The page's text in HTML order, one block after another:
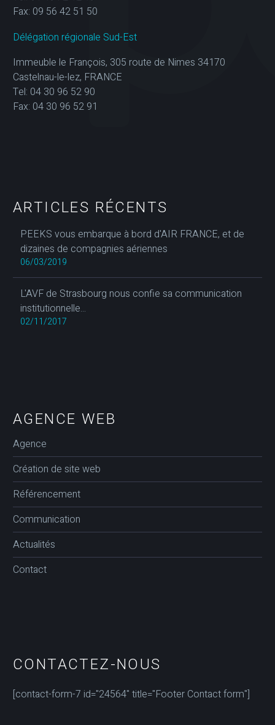
Fax: 09 56 42 51 50
Délégation régionale Sud-Est
Immeuble le François, 305 route de Nimes 34170
Castelnau-le-lez, FRANCE
Tel: 04 30 96 52 90
Fax: 04 30 96 52 91
ARTICLES RÉCENTS
PEEKS vous embarque à bord d'AIR FRANCE, et de
dizaines de compagnies aériennes
06/03/2019
L'AVF de Strasbourg nous confie sa communication
institutionnelle...
02/11/2017
AGENCE WEB
Agence
Création de site web
Référencement
Communication
Actualités
Contact
CONTACTEZ-NOUS
[contact-form-7 id="24564" title="Footer Contact form"]